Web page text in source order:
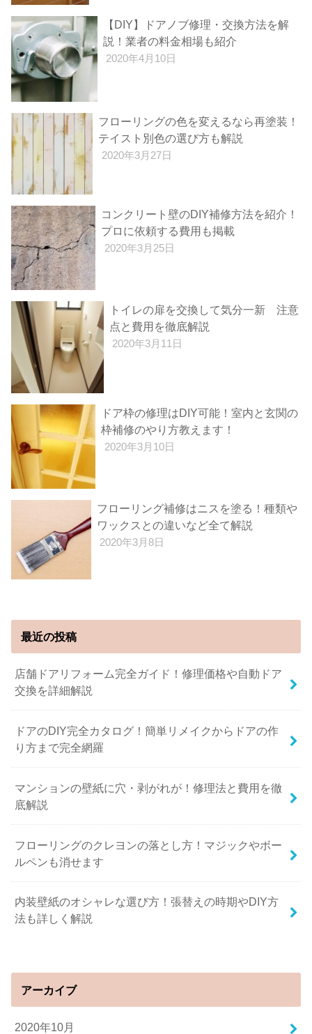
【DIY】ドアノブ修理・交換方法を解
説！業者の料金相場も紹介
2020年4月10日
フローリングの色を変えるなら再塗装！
テイスト別色の選び方も解説
2020年3月27日
コンクリート壁のDIY補修方法を紹介！
プロに依頼する費用も掲載
2020年3月25日
トイレの扉を交換して気分一新 注意
点と費用を徹底解説
2020年3月11日
ドア枠の修理はDIY可能！室内と玄関の
枠補修のやり方教えます！
2020年3月10日
フローリング補修はニスを塗る！種類や
ワックスとの違いなど全て解説
2020年3月8日
最近の投稿
店舗ドアリフォーム完全ガイド！修理価格や自動ドア
交換を詳細解説
ドアのDIY完全カタログ！簡単リメイクからドアの作
り方まで完全網羅
マンションの壁紙に穴・剥がれが！修理法と費用を徹
底解説
フローリングのクレヨンの落とし方！マジックやボー
ルペンも消せます
内装壁紙のオシャレな選び方！張替えの時期やDIY方
法も詳しく解説
アーカイブ
2020年10月